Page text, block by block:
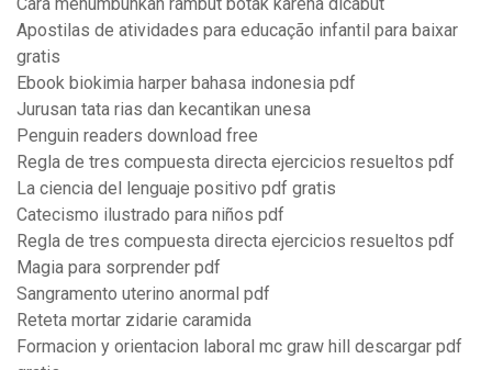
Cara menumbuhkan rambut botak karena dicabut
Apostilas de atividades para educação infantil para baixar
gratis
Ebook biokimia harper bahasa indonesia pdf
Jurusan tata rias dan kecantikan unesa
Penguin readers download free
Regla de tres compuesta directa ejercicios resueltos pdf
La ciencia del lenguaje positivo pdf gratis
Catecismo ilustrado para niños pdf
Regla de tres compuesta directa ejercicios resueltos pdf
Magia para sorprender pdf
Sangramento uterino anormal pdf
Reteta mortar zidarie caramida
Formacion y orientacion laboral mc graw hill descargar pdf